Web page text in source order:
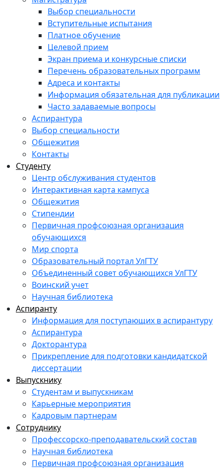
Выбор специальности
Вступительные испытания
Платное обучение
Целевой прием
Экран приема и конкурсные списки
Перечень образовательных программ
Адреса и контакты
Информация обязательная для публикации
Часто задаваемые вопросы
Аспирантура
Выбор специальности
Общежития
Контакты
Студенту
Центр обслуживания студентов
Интерактивная карта кампуса
Общежития
Стипендии
Первичная профсоюзная организация
обучающихся
Мир спорта
Образовательный портал УлГТУ
Объединенный совет обучающихся УлГТУ
Воинский учет
Научная библиотека
Аспиранту
Информация для поступающих в аспирантуру
Аспирантура
Докторантура
Прикрепление для подготовки кандидатской
диссертации
Выпускнику
Студентам и выпускникам
Карьерные мероприятия
Кадровым партнерам
Сотруднику
Профессорско-преподавательский состав
Научная библиотека
Первичная профсоюзная организация